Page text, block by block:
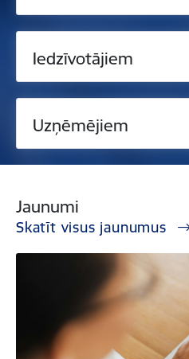
Iedzīvotājiem
Uzņēmējiem
Jaunumi
Skatīt visus jaunumus